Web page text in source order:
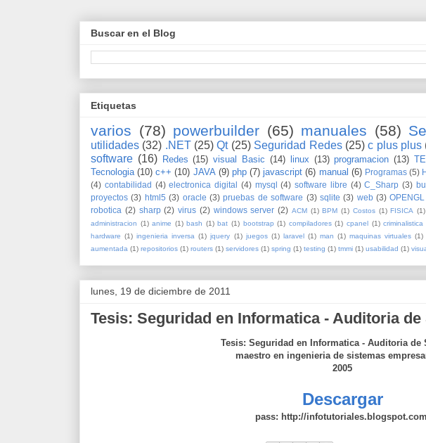
Buscar en el Blog
Etiquetas
varios (78) powerbuilder (65) manuales (58)
utilidades (32) .NET (25) Qt (25) Seguridad Redes (25) c plus plus
software (16) Redes (15) visual Basic (14) linux (13) programacion (13)
Tecnologia (10) c++ (10) JAVA (9) php (7) javascript (6) manual (6) Programas (5)
(4) contabilidad (4) electronica digital (4) mysql (4) software libre (4) C_Sharp (3)
proyectos (3) html5 (3) oracle (3) pruebas de software (3) sqlite (3) web (3) OPENGL
robotica (2) sharp (2) virus (2) windows server (2) ACM (1) BPM (1) Costos (1) FISICA (1)
administracion (1) anime (1) bash (1) bat (1) bootstrap (1) compiladores (1) cpanel (1) criminalistica
hardware (1) ingenieria inversa (1) jquery (1) juegos (1) laravel (1) man (1) maquinas virtuales (1)
aumentada (1) repositorios (1) routers (1) servidores (1) spring (1) testing (1) tmmi (1) usabilidad (1)
lunes, 19 de diciembre de 2011
Tesis: Seguridad en Informatica - Auditoria
Tesis: Seguridad en Informatica - Auditoria de
maestro en ingenieria de sistemas
2005
Descargar
pass: http://